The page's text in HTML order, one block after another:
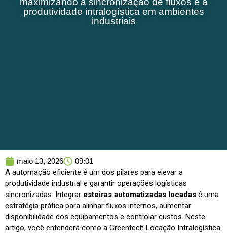
produtividade intralogística em ambientes
industriais
maio 13, 2026 09:01
A automação eficiente é um dos pilares para elevar a
produtividade industrial e garantir operações logísticas
sincronizadas. Integrar esteiras automatizadas locadas é uma
estratégia prática para alinhar fluxos internos, aumentar
disponibilidade dos equipamentos e controlar custos. Neste
artigo, você entenderá como a Greentech Locação Intralogística